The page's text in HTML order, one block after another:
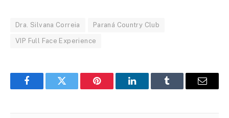
Dra. Silvana Correia Paraná Country Club
VIP Full Face Experience
FacebookTwitter Pinterest LinkedInTumblr Email